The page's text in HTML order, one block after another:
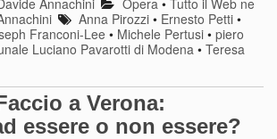
Annachini Opera• Tutto il Web ne
Anna Pirozzi • Ernesto Petti •
Franconi-Lee • Michele Pertusi • piero
Luciano Pavarotti di Modena • Teresa
a Verona:
essere o non essere?